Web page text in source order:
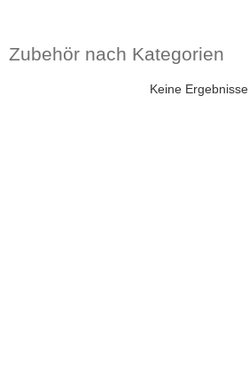
Zubehör nach Kategorien
Keine Ergebnisse